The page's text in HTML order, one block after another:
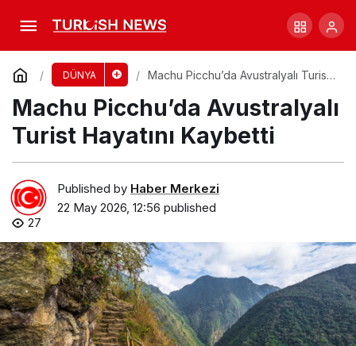
DÜNYA
Machu Picchu’da Avustralyalı Turist
Machu Picchu’da Avustralyalı
Turist Hayatını Kaybetti
Published by Haber Merkezi
22 May 2026, 12:56 published
27
Ebola Şüphesiyle Uçak Kanada’ya Zorunlu
İndi!Comment Share